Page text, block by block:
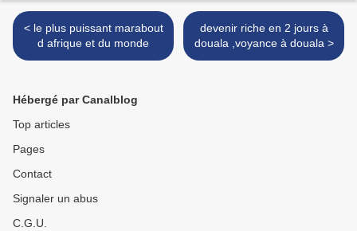
< le plus puissant marabout
d afrique et du monde
devenir riche en 2 jours à
douala ,voyance à douala >
Hébergé par Canalblog
Top articles
Pages
Contact
Signaler un abus
C.G.U.